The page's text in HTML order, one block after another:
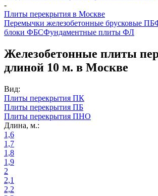
-
Плиты перекрытия в Москве
Перемычки железобетонные брусковые ПБ
блоки ФБСФундаментные плиты ФЛ
Железобетонные плиты
длиной 10 м. в Москве
Вид:
Плиты перекрытия ПК
Плиты перекрытия ПБ
Плиты перекрытия ПНО
Длина, м.:
1,6
1,7
1,8
1,9
2
2,1
2,2